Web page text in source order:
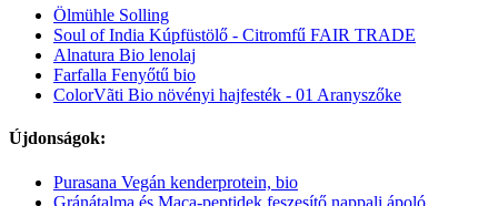
Ölmühle Solling
Soul of India Kúpfüstölő - Citromfű FAIR TRADE
Alnatura Bio lenolaj
Farfalla Fenyőtű bio
ColorVãti Bio növényi hajfesték - 01 Aranyszőke
Újdonságok:
Purasana Vegán kenderprotein, bio
Gránátalma és Maca-peptidek feszesítő nappali ápoló